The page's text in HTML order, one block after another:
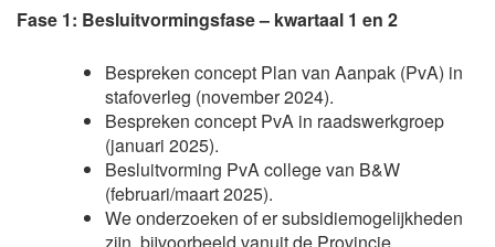
Fase 1: Besluitvormingsfase – kwartaal 1 en 2
Bespreken concept Plan van Aanpak (PvA) in
stafoverleg (november 2024).
Bespreken concept PvA in raadswerkgroep
(januari 2025).
Besluitvorming PvA college van B&W
(februari/maart 2025).
We onderzoeken of er subsidiemogelijkheden